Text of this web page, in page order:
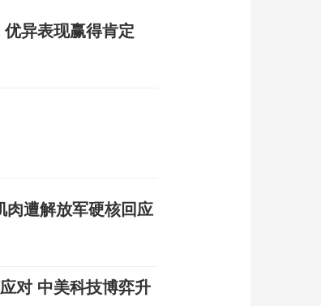
异表现赢得肯定
遭解放军硬核回应
对 中美科技博弈升